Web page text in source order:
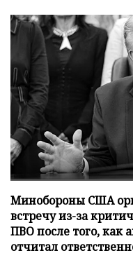
Минобороны США
встречу из-за
ПВО после того, как
отчитал